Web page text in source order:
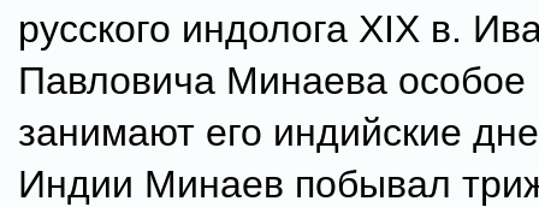
русского индолога XIX в.
Павловича Минаева особое
занимают его индийские
Индии Минаев побывал